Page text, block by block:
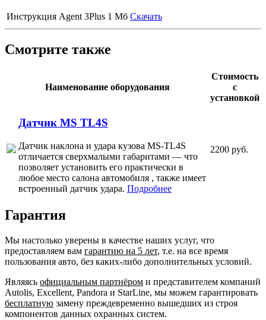
Инструкция Agent 3Plus 1 Мб Скачать
Смотрите также
Наименование оборудования
Стоимость
с
установкой
Датчик MS TL4S
Датчик наклона и удара кузова MS-TL4S
отличается сверхмалыми габаритами — что
позволяет установить его практически в
любое место салона автомобиля , также имеет
встроенный датчик удара. Подробнее
2200 руб.
Гарантия
Мы настолько уверены в качестве наших услуг, что
предоставляем вам гарантию на 5 лет, т.е. на все время
пользования авто, без каких-либо дополнительных условий.
Являясь официальным партнёром и представителем компаний
Autolis, Excellent, Pandora и StarLine, мы можем гарантировать
бесплатную замену преждевременно вышедших из строя
компонентов данных охранных систем.